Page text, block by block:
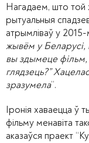
Нагадаем, што той
рытуальныя
атрымліваў у
жывём у Беларусі,
вы здымеце фільм,
глядзець?”
зразумела”.
Іронія хаваецца ў
фільму менавіта
аказаўся праект